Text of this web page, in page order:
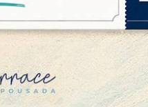
quádruplos que abrigam a